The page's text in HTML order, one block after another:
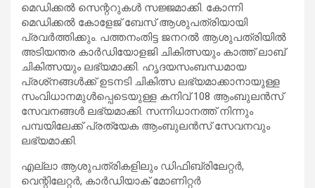
മെഡിക്കല്‍ സെന്ററുകള്‍ സജ്ജമാക്കി. കോന്നി
മെഡിക്കല്‍ കോളേജ് ബേസ് ആശുപത്രിയായി
പ്രവര്‍ത്തിക്കും. പത്തനംതിട്ട ജനറല്‍ ആശുപത്രിയില്‍
അടിയന്തര കാര്‍ഡിയോളജി ചികിത്സയും കാത്ത് ലാബ്
ചികിത്സയും ലഭ്യമാക്കി. ഹൃദയസംബന്ധമായ
പ്രശ്‌നങ്ങള്‍ക്ക് ഉടനടി ചികിത്സ ലഭ്യമാക്കാനായുള്ള
സംവിധാനമുള്‍പ്പെടെയുള്ള കനിവ് 108 ആംബുലന്‍സ്
സേവനങ്ങള്‍ ലഭ്യമാക്കി. സന്നിധാനത്ത് നിന്നും
പമ്പയിലേക്ക് പ്രത്യേക ആംബുലന്‍സ് സേവനവും
ലഭ്യമാക്കി.
എല്ലാ ആശുപത്രികളിലും ഡിഫിബ്രിലേറ്റര്‍,
വെന്റിലേറ്റര്‍, കാര്‍ഡിയാക് മോണിറ്റര്‍